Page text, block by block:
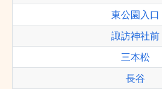
東公園入口
諏訪神社前
三本松
長谷